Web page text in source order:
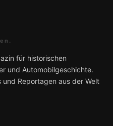
für historischen
und Automobilgeschichte.
Reportagen aus der Welt